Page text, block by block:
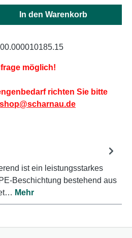
den gewünschten
In den Warenkorb
möglich!
richten Sie bitte
ist ein leistungsstarkes
Beschichtung bestehend aus
Mehr